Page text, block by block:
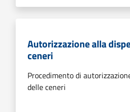
Autorizzazione alla
ceneri
Procedimento di
delle ceneri